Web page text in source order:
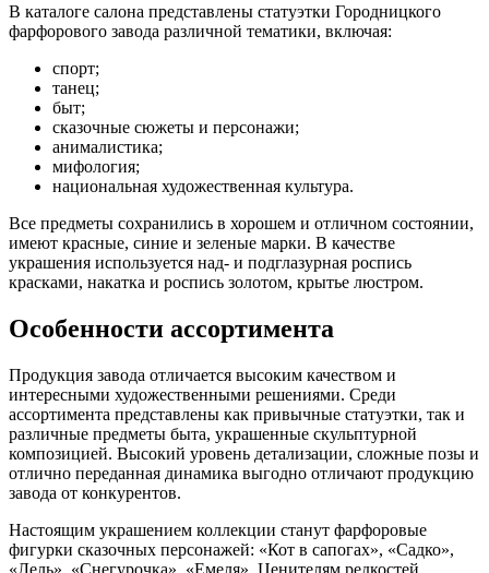
В каталоге салона представлены статуэтки Городницкого
фарфорового завода различной тематики, включая:
спорт;
танец;
быт;
сказочные сюжеты и персонажи;
анималистика;
мифология;
национальная художественная культура.
Все предметы сохранились в хорошем и отличном состоянии,
имеют красные, синие и зеленые марки. В качестве
украшения используется над- и подглазурная роспись
красками, накатка и роспись золотом, крытье люстром.
Особенности ассортимента
Продукция завода отличается высоким качеством и
интересными художественными решениями. Среди
ассортимента представлены как привычные статуэтки, так и
различные предметы быта, украшенные скульптурной
композицией. Высокий уровень детализации, сложные позы и
отлично переданная динамика выгодно отличают продукцию
завода от конкурентов.
Настоящим украшением коллекции станут фарфоровые
фигурки сказочных персонажей: «Кот в сапогах», «Садко»,
«Лель», «Снегурочка», «Емеля». Ценителям редкостей